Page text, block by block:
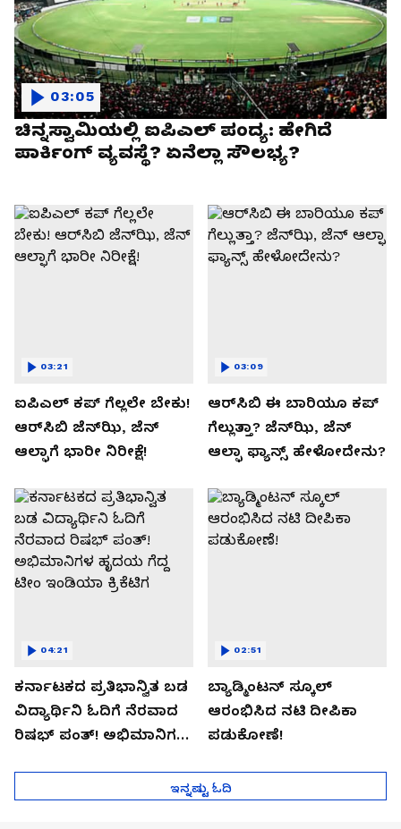
ಚಿನ್ನಸ್ವಾಮಿಯಲ್ಲಿ ಐಪಿಎಲ್‌ ಪಂದ್ಯ: ಹೇಗಿದೆ
ಪಾರ್ಕಿಂಗ್ ವ್ಯವಸ್ಥೆ? ಏನೆಲ್ಲಾ ಸೌಲಭ್ಯ?
03:05
ಐಪಿಎಲ್ ಕಪ್‌ ಗೆಲ್ಲಲೇ ಬೇಕು!
ಆರ್‌ಸಿಬಿ ಜೆನ್‌ಝಿ, ಜೆನ್‌
ಆಲ್ಫಾಗೆ ಭಾರೀ ನಿರೀಕ್ಷೆ!
03:21
ಆರ್‌ಸಿಬಿ ಈ ಬಾರಿಯೂ ಕಪ್‌
ಗೆಲ್ಲುತ್ತಾ? ಜೆನ್‌ಝಿ, ಜೆನ್‌
ಆಲ್ಫಾ ಫ್ಯಾನ್ಸ್ ಹೇಳೋದೇನು?
03:09
ಕರ್ನಾಟಕದ ಪ್ರತಿಭಾನ್ವಿತ ಬಡ
ವಿದ್ಯಾರ್ಥಿನಿ ಓದಿಗೆ ನೆರವಾದ
ರಿಷಭ್ ಪಂತ್! ಅಭಿಮಾನಿಗಳ
04:21
ಬ್ಯಾಡ್ಮಿಂಟನ್ ಸ್ಕೂಲ್​
ಆರಂಭಿಸಿದ ನಟಿ ದೀಪಿಕಾ
ಪಡುಕೋಣೆ!
02:51
ಇನ್ನಷ್ಟು ಓದಿ